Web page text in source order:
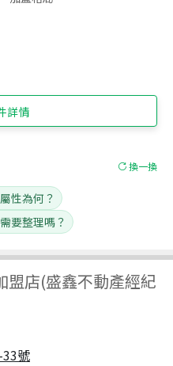
詳情
盟店(盛鑫不動產經紀
號
換一換
性為何？
要整理嗎？